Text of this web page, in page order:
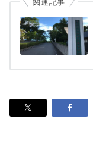
関連記事